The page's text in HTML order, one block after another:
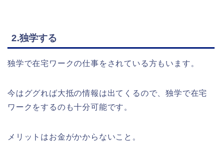
2.独学する
独学で在宅ワークの仕事をされている方もいます。
今はググれば大抵の情報は出てくるので、独学で在宅
ワークをするのも十分可能です。
メリットはお金がかからないこと。